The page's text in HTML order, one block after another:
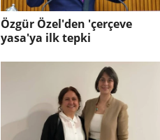
Özgür Özel'den 'çerçeve
yasa'ya ilk tepki